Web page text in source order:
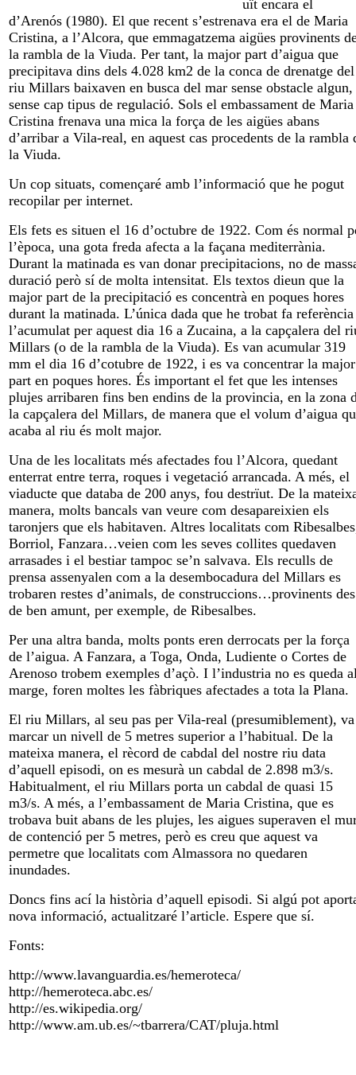
uït encara el
d’Arenós (1980). El que recent s’estrenava era el de Maria
Cristina, a l’Alcora, que emmagatzema aigües provinents
la rambla de la Viuda. Per tant, la major part d’aigua que
precipitava dins dels 4.028 km2 de la conca de drenatge del
riu Millars baixaven en busca del mar sense obstacle algun,
sense cap tipus de regulació. Sols el embassament de Maria
Cristina frenava una mica la força de les aigües abans
d’arribar a Vila-real, en aquest cas procedents de la rambla
la Viuda.
Un cop situats, començaré amb l’informació que he pogut
recopilar per internet.
Els fets es situen el 16 d’octubre de 1922. Com és normal
l’època, una gota freda afecta a la façana mediterrània.
Durant la matinada es van donar precipitacions, no de
duració però sí de molta intensitat. Els textos dieun que la
major part de la precipitació es concentrà en poques hores
durant la matinada. L’única dada que he trobat fa referència
l’acumulat per aquest dia 16 a Zucaina, a la capçalera del
Millars (o de la rambla de la Viuda). Es van acumular 319
mm el dia 16 d’cotubre de 1922, i es va concentrar la major
part en poques hores. És important el fet que les intenses
plujes arribaren fins ben endins de la provincia, en la zona
la capçalera del Millars, de manera que el volum d’aigua
acaba al riu és molt major.
Una de les localitats més afectades fou l’Alcora, quedant
enterrat entre terra, roques i vegetació arrancada. A més, el
viaducte que databa de 200 anys, fou destrïut. De la
manera, molts bancals van veure com desapareixien els
taronjers que els habitaven. Altres localitats com
Borriol, Fanzara…veien com les seves collites quedaven
arrasades i el bestiar tampoc se’n salvava. Els reculls de
prensa assenyalen com a la desembocadura del Millars es
trobaren restes d’animals, de construccions…provinents des
de ben amunt, per exemple, de Ribesalbes.
Per una altra banda, molts ponts eren derrocats per la força
de l’aigua. A Fanzara, a Toga, Onda, Ludiente o Cortes de
Arenoso trobem exemples d’açò. I l’industria no es queda
marge, foren moltes les fàbriques afectades a tota la Plana.
El riu Millars, al seu pas per Vila-real (presumiblement), va
marcar un nivell de 5 metres superior a l’habitual. De la
mateixa manera, el rècord de cabdal del nostre riu data
d’aquell episodi, on es mesurà un cabdal de 2.898 m3/s.
Habitualment, el riu Millars porta un cabdal de quasi 15
m3/s. A més, a l’embassament de Maria Cristina, que es
trobava buit abans de les plujes, les aigues superaven el
de contenció per 5 metres, però es creu que aquest va
permetre que localitats com Almassora no quedaren
inundades.
Doncs fins ací la història d’aquell episodi. Si algú pot
nova informació, actualitzaré l’article. Espere que sí.
Fonts:
http://www.lavanguardia.es/hemeroteca/
http://hemeroteca.abc.es/
http://es.wikipedia.org/
http://www.am.ub.es/~tbarrera/CAT/pluja.html